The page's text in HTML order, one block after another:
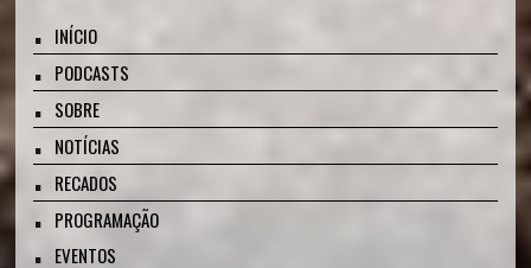
INÍCIO
PODCASTS
SOBRE
NOTÍCIAS
RECADOS
PROGRAMAÇÃO
EVENTOS